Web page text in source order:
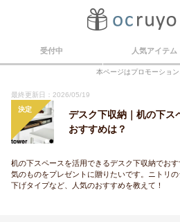
受付中 人気アイテム
本ページはプロモーショ
最終更新日：2026/05/19
決定
デスク下収納｜机の下ス
おすすめは？
机の下スペースを活用できるデスク下収納でお
気のものをプレゼントに贈りたいです。ニトリ
下げタイプなど、人気のおすすめを教えて！